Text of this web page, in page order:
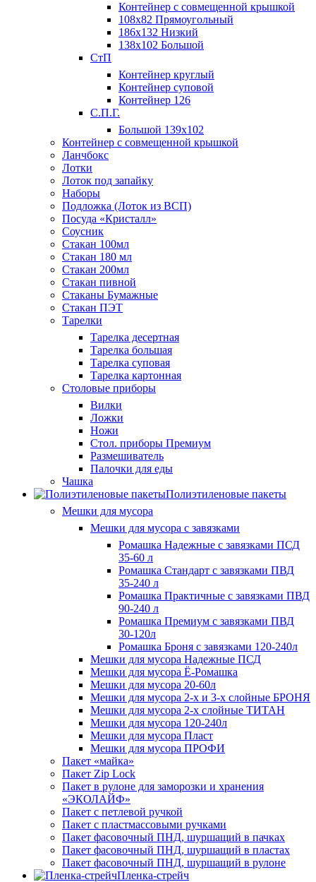
Контейнер с совмещенной крышкой
108х82 Прямоугольный
186х132 Низкий
138х102 Большой
СтП
Контейнер круглый
Контейнер суповой
Контейнер 126
С.П.Г.
Большой 139х102
Контейнер с совмещенной крышкой
Ланчбокс
Лотки
Лоток под запайку
Наборы
Подложка (Лоток из ВСП)
Посуда «Кристалл»
Соусник
Стакан 100мл
Стакан 180 мл
Стакан 200мл
Стакан пивной
Стаканы Бумажные
Стакан ПЭТ
Тарелки
Тарелка десертная
Тарелка большая
Тарелка суповая
Тарелка картонная
Столовые приборы
Вилки
Ложки
Ножи
Стол. приборы Премиум
Размешиватель
Палочки для еды
Чашка
Полиэтиленовые пакеты
Мешки для мусора
Мешки для мусора с завязками
Ромашка Надежные с завязками ПСД
35-60 л
Ромашка Стандарт с завязками ПВД
35-240 л
Ромашка Практичные с завязками ПВД
90-240 л
Ромашка Премиум с завязками ПВД
30-120л
Ромашка Броня с завязками 120-240л
Мешки для мусора Надежные ПСД
Мешки для мусора Ё-Ромашка
Мешки для мусора 20-60л
Мешки для мусора 2-х и 3-х слойные БРОНЯ
Мешки для мусора 2-х слойные ТИТАН
Мешки для мусора 120-240л
Мешки для мусора Пласт
Мешки для мусора ПРОФИ
Пакет «майка»
Пакет Zip Lock
Пакет в рулоне для заморозки и хранения
«ЭКОЛАЙФ»
Пакет с петлевой ручкой
Пакет с пластмассовыми ручками
Пакет фасовочный ПНД, шуршащий в пачках
Пакет фасовочный ПНД, шуршащий в пластах
Пакет фасовочный ПНД, шуршащий в рулоне
Пленка-стрейч